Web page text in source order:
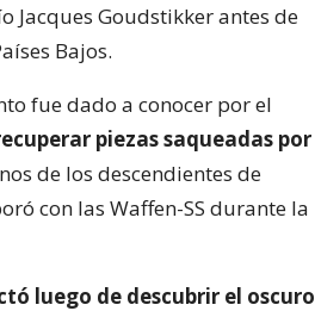
Jacques Goudstikker antes de
Bajos.
fue dado a conocer por el
piezas saqueadas por
de los descendientes de
con las Waffen-SS durante la
luego de descubrir el oscuro